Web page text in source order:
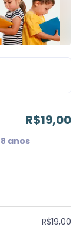
R$19,00
anos
R$19,00